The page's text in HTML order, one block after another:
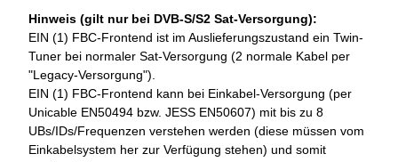
Hinweis (gilt nur bei DVB-S/S2 Sat-Versorgung):
EIN (1) FBC-Frontend ist im Auslieferungszustand ein Twin-
Tuner bei normaler Sat-Versorgung (2 normale Kabel per
"Legacy-Versorgung").
EIN (1) FBC-Frontend kann bei Einkabel-Versorgung (per
Unicable EN50494 bzw. JESS EN50607) mit bis zu 8
UBs/IDs/Frequenzen verstehen werden (diese müssen vom
Einkabelsystem her zur Verfügung stehen) und somit